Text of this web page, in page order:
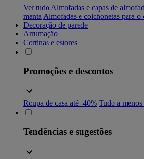
Ver tudo Almofadas e capas de
manta Almofadas e colchonetas para o
Decoração de parede
Arrumação
Cortinas e estores
Promoções e descontos
Roupa de casa até -40% Tudo a menos
Tendências e sugestões